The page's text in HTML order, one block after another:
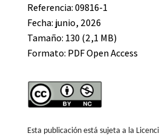
Referencia: 09816-1
Fecha: junio, 2026
Tamaño: 130 (2,1 MB)
Formato: PDF Open Access
Esta publicación está sujeta a la